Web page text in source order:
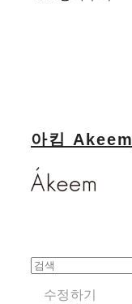
아킴 Akeem
수정하기